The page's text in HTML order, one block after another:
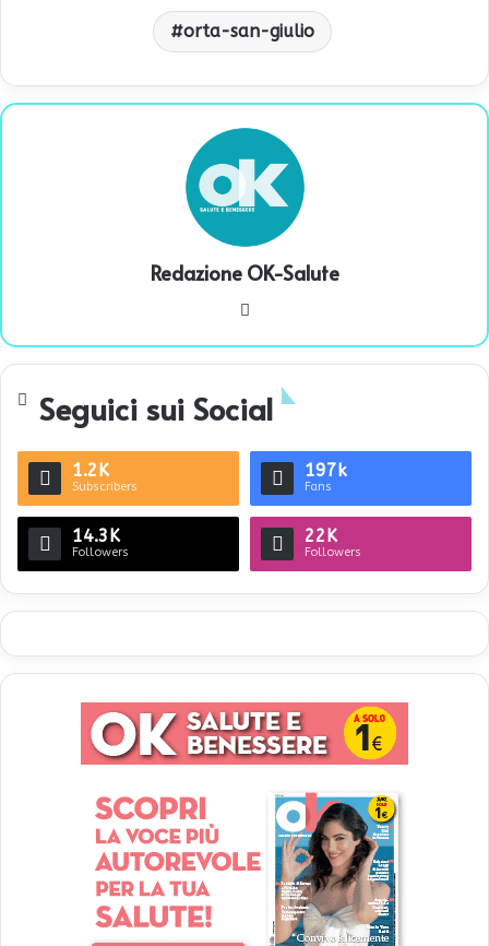
orta-san-giulio
Redazione OK-Salute
te
Seguici sui Social
1.2K
Subscribers
197k
Fans
14.3K
Followers
22K
Followers